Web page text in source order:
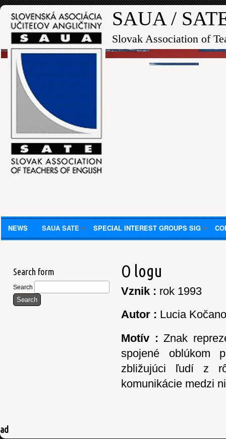
SAUA /
Slovak Association of
NEWS SAUA SATE SPECIAL INTEREST GROUPS SIG
O logu
Vznik : rok 1993
Autor : Lucia
Motív : Znak
spojené oblúkom
zbližujúci ľudí z
komunikácie medzi
Search form
Search
ad